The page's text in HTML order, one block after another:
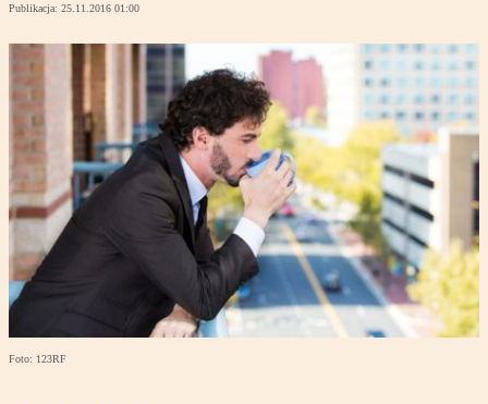
Publikacja: 25.11.2016 01:00
Foto: 123RF